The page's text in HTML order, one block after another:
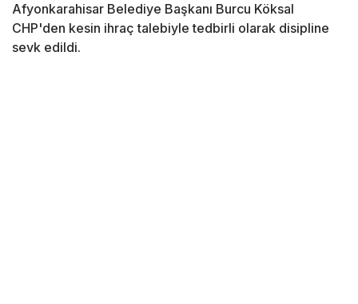
Afyonkarahisar Belediye Başkanı Burcu Köksal
CHP'den kesin ihraç talebiyle tedbirli olarak disipline
sevk edildi.